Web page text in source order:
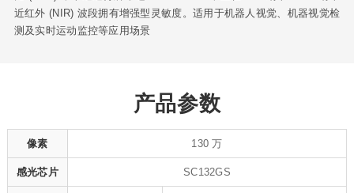
近红外 (NIR) 波段拥有增强型灵敏度。适用于机器人视觉、机器视觉检
测及实时运动监控等应用场景
产品参数
像素 130 万
感光芯片 SC132GS